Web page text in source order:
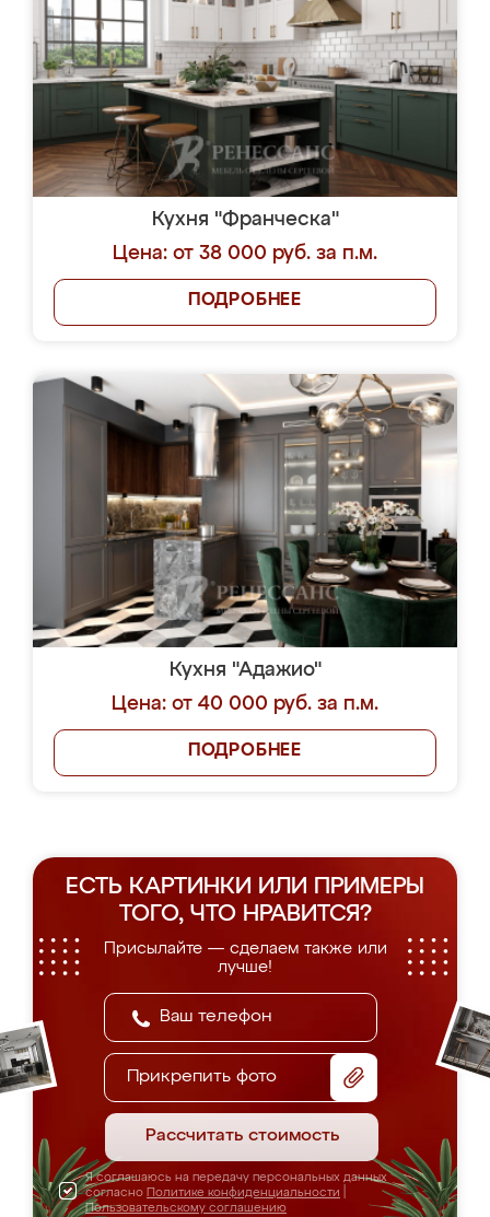
Кухня "Франческа"
Цена: от 38 000 руб. за п.м.
ПОДРОБНЕЕ
Кухня "Адажио"
Цена: от 40 000 руб. за п.м.
ПОДРОБНЕЕ
ЕСТЬ КАРТИНКИ ИЛИ ПРИМЕРЫ
ТОГО, ЧТО НРАВИТСЯ?
Присылайте — сделаем также или
лучше!
Прикрепить фото
Рассчитать стоимость
Я соглашаюсь на передачу персональных данных
согласно Политике конфиденциальности
Пользовательскому соглашению